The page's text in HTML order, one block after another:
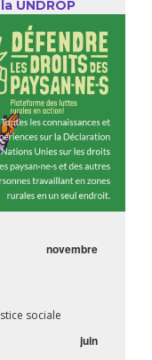
UNDROP
novembre
sociale
juin